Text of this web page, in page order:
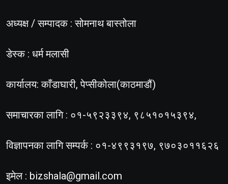
अध्यक्ष / सम्पादक : सोमनाथ बास्तोला
डेस्क : धर्म मलासी
कार्यालय: काँडाघारी, पेप्सीकोला(काठमाडौं)
समाचारका लागि : ०१-५९२३३९४, ९८५१०१५३९४,
विज्ञापनका लागि सम्पर्क : ०१-४९९३१९७, ९७०३०११६२६
इमेल : bizshala@gmail.com